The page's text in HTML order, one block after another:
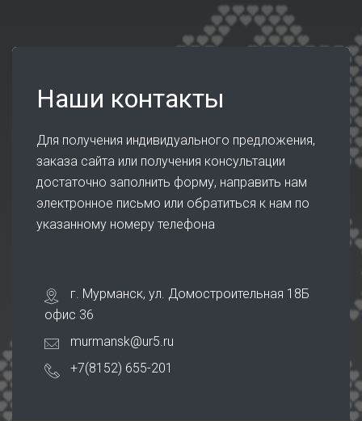
Наши контакты
Для получения индивидуального предложения,
заказа сайта или получения консультации
достаточно заполнить форму, направить нам
электронное письмо или обратиться к нам по
указанному номеру телефона
г. Мурманск, ул. Домостроительная 18Б
офис 36
murmansk@ur5.ru
+7(8152) 655-201